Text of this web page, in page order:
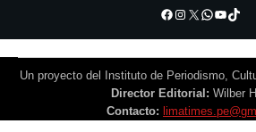
Facebook
Instagram
X WhatsApp
YouTube
TikTok
Un proyecto del Instituto de Periodismo,
Director Editorial: Wilber
Contacto: